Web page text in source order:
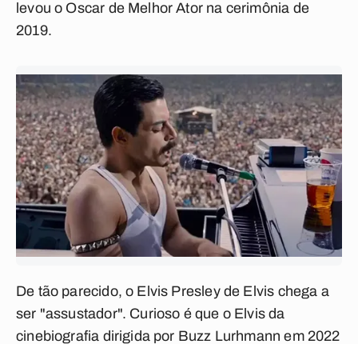
levou o Oscar de Melhor Ator na cerimônia de
2019.
De tão parecido, o Elvis Presley de Elvis chega a
ser "assustador". Curioso é que o Elvis da
cinebiografia dirigida por Buzz Lurhmann em 2022